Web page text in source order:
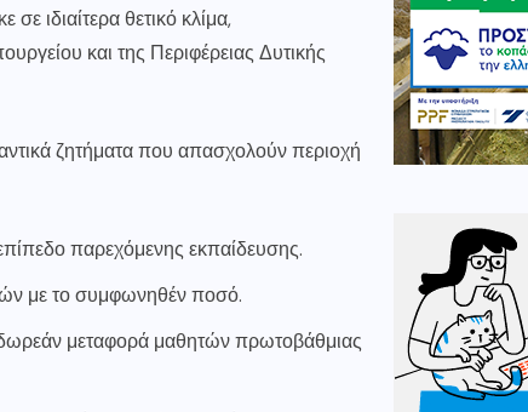
ιδιαίτερα θετικό κλίμα,
και της Περιφέρειας Δυτικής
ζητήματα που απασχολούν περιοχή
παρεχόμενης εκπαίδευσης.
με το συμφωνηθέν ποσό.
μεταφορά μαθητών πρωτοβάθμιας